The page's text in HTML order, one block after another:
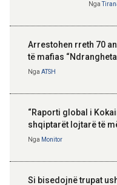
Nga
Arrestohen rreth 70
të mafias
Nga ATSH
“Raporti global i
shqiptarët lojtarë të
Nga Monitor
Si bisedojnë trupat